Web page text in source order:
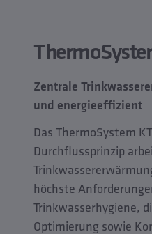
Zentrale
und energieeffizient
Das ThermoSystem
Durchflussprinzip
höchste
Trinkwasserhygiene,
Optimierung sowie